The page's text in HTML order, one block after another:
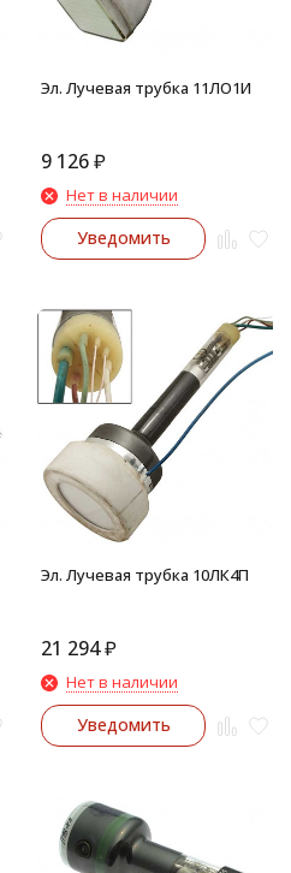
Эл. Лучевая трубка 11ЛО1И
9 126₽
Нет в наличии
Уведомить
Эл. Лучевая трубка 10ЛК4П
21 294₽
Нет в наличии
Уведомить